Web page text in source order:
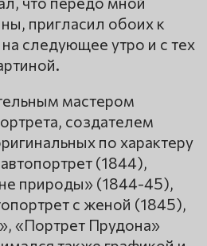
пригласил обоих к
следующее утро и с тех
мастером
создателем
по характеру
(1844),
природы» (1844-45),
с женой (1845),
«Портрет Прудона»